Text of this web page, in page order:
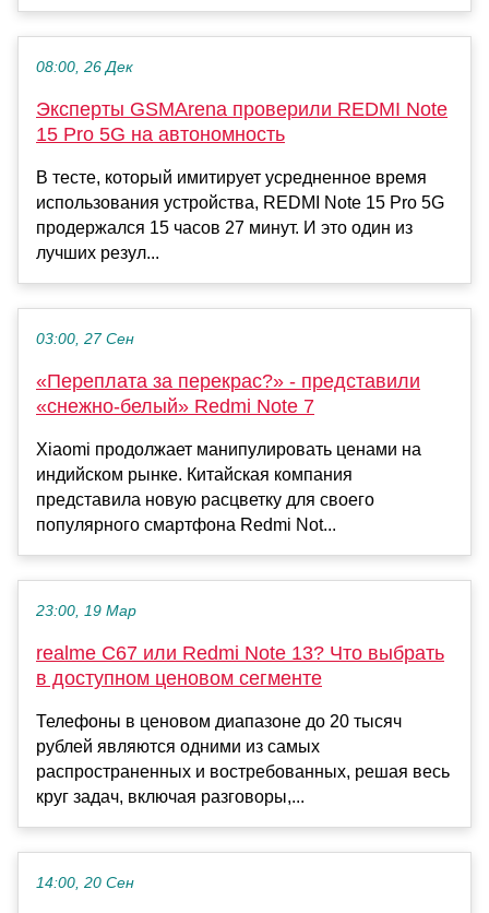
08:00, 26 Дек
Эксперты GSMArena проверили REDMI Note
15 Pro 5G на автономность
В тесте, который имитирует усредненное время
использования устройства, REDMI Note 15 Pro 5G
продержался 15 часов 27 минут. И это один из
лучших резул...
03:00, 27 Сен
«Переплата за перекрас?» - представили
«снежно-белый» Redmi Note 7
Xiaomi продолжает манипулировать ценами на
индийском рынке. Китайская компания
представила новую расцветку для своего
популярного смартфона Redmi Not...
23:00, 19 Мар
realme C67 или Redmi Note 13? Что выбрать
в доступном ценовом сегменте
Телефоны в ценовом диапазоне до 20 тысяч
рублей являются одними из самых
распространенных и востребованных, решая весь
круг задач, включая разговоры,...
14:00, 20 Сен